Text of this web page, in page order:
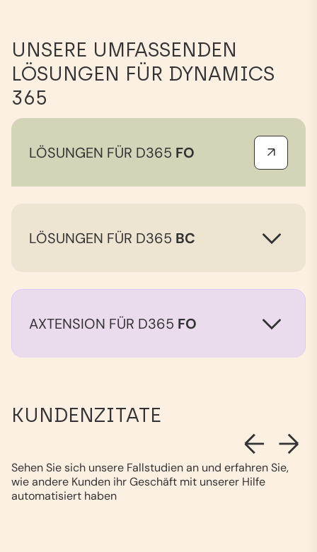
UNSERE UMFASSENDEN
LÖSUNGEN FÜR DYNAMICS
365
LÖSUNGEN FÜR D365 FO
LÖSUNGEN FÜR D365 BC
AXTENSION FÜR D365 FO
KUNDENZITATE
Sehen Sie sich unsere Fallstudien an und erfahren Sie,
wie andere Kunden ihr Geschäft mit unserer Hilfe
automatisiert haben